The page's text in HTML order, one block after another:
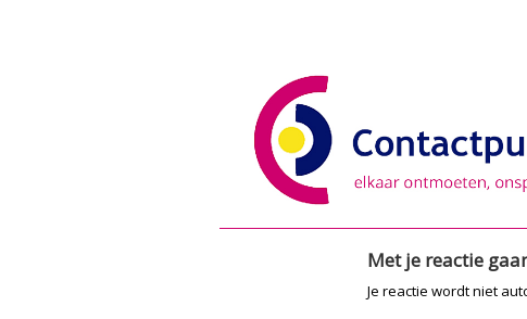
Met je reactie
Je reactie wordt niet